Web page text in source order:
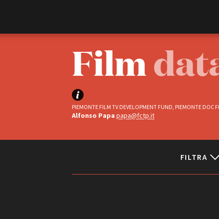
Film
PIEMONTE FILM TV DEVELOPMENT FUND, PIEMONTE
Alfonso Papa papa@fctp.it
FILTRA